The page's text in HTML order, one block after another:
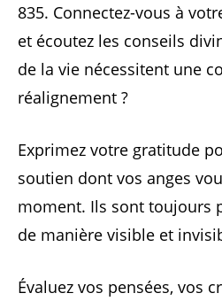
835. Connectez-vous à
et écoutez les conseils
de la vie nécessitent une
réalignement ?
Exprimez votre gratitude
soutien dont vos anges
moment. Ils sont toujours
de manière visible et
Évaluez vos pensées, vos